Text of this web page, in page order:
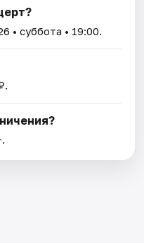
• суббота • 19:00.